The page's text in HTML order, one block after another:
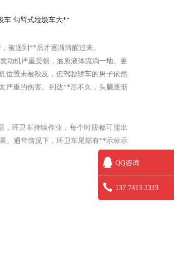
车 勾臂式垃圾车大**
被送到**后才逐渐清醒过来。
动机严重受损，油质液体流淌一地。更
位置未被殃及，但驾驶轿车的男子依然
严重的伤害。到达**后不久，头脑逐渐
环卫车持续作业，每个时段都可能出
。通常情况下，环卫车尾部有**示标示
QQ咨询
137 7413 2333